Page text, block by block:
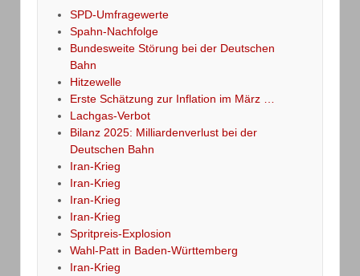
SPD-Umfragewerte
Spahn-Nachfolge
Bundesweite Störung bei der Deutschen
Bahn
Hitzewelle
Erste Schätzung zur Inflation im März …
Lachgas-Verbot
Bilanz 2025: Milliardenverlust bei der
Deutschen Bahn
Iran-Krieg
Iran-Krieg
Iran-Krieg
Iran-Krieg
Spritpreis-Explosion
Wahl-Patt in Baden-Württemberg
Iran-Krieg